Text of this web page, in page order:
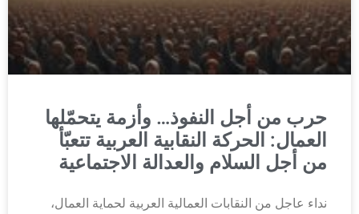
حرب من أجل النفوذ… وأزمة يتحمّلها
العمال: الحركة النقابية العربية تتعبّأ
من أجل السلام والعدالة الاجتماعية
نداء عاجل من النقابات العمالية العربية لحماية العمال،